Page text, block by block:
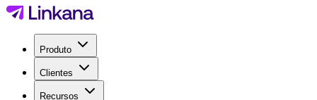
Produto
Clientes
Recursos